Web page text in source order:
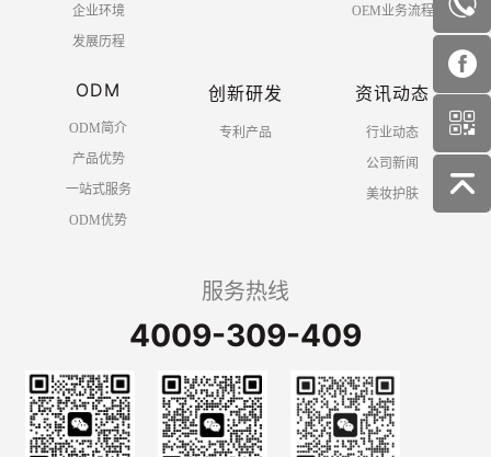
企业环境
发展历程
OEM业务流程
ODM
ODM简介
产品优势
一站式服务
ODM优势
创新研发
专利产品
资讯动态
行业动态
公司新闻
美妆护肤
服务热线
4009-309-409